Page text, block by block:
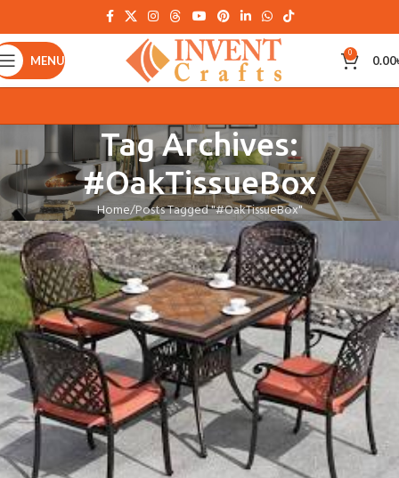
MENU 0 0.00
Tag Archives:
#OakTissueBox
Home Posts Tagged "#OakTissueBox"